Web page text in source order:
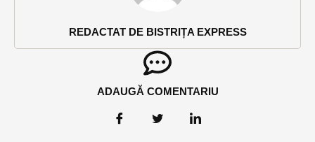
REDACTAT DE BISTRIȚA EXPRESS
ADAUGĂ COMENTARIU